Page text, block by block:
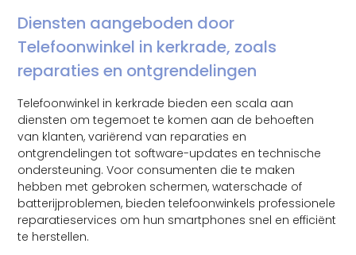
Diensten aangeboden door
Telefoonwinkel in kerkrade, zoals
reparaties en ontgrendelingen
Telefoonwinkel in kerkrade bieden een scala aan
diensten om tegemoet te komen aan de behoeften
van klanten, variërend van reparaties en
ontgrendelingen tot software-updates en technische
ondersteuning. Voor consumenten die te maken
hebben met gebroken schermen, waterschade of
batterijproblemen, bieden telefoonwinkels professionele
reparatieservices om hun smartphones snel en efficiënt
te herstellen.